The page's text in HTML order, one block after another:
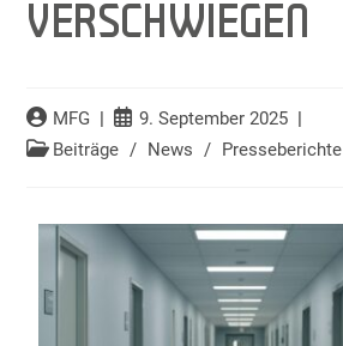
VERSCHWIEGEN
MFG
9. September 2025
Beiträge / News / Presseberichte